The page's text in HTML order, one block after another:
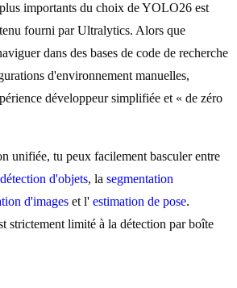
importants du choix de YOLO26 est
fourni par Ultralytics. Alors que
dans des bases de code de recherche
d'environnement manuelles,
développeur simplifiée et « de zéro
unifiée, tu peux facilement basculer entre
détection d'objets, la segmentation
d'images et l' estimation de pose.
strictement limité à la détection par boîte